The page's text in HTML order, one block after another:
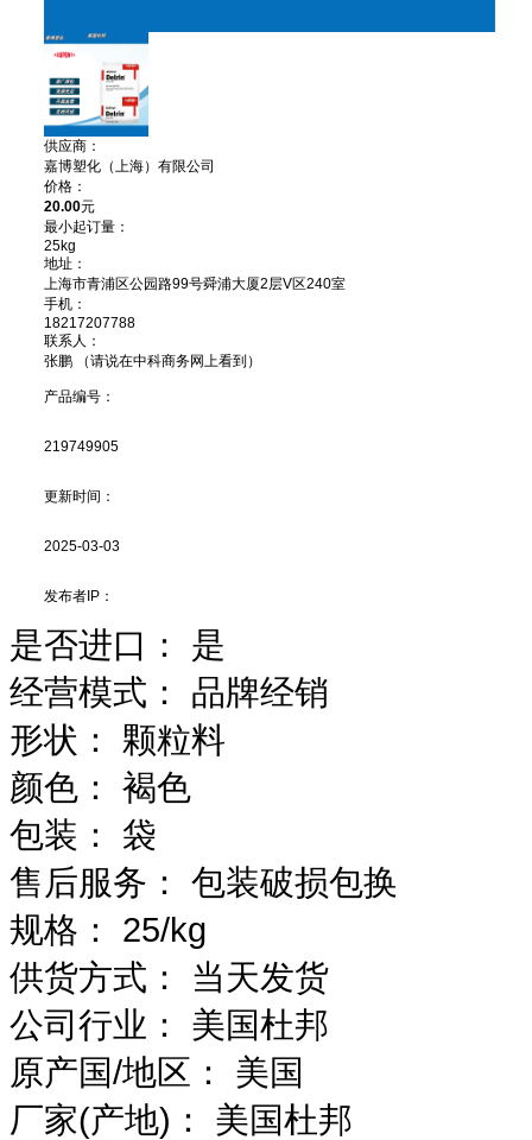
供应商：
嘉博塑化（上海）有限公司
价格：
20.00元
最小起订量：
25kg
地址：
上海市青浦区公园路99号舜浦大厦2层V区240室
手机：
18217207788
联系人：
张鹏 （请说在中科商务网上看到）
产品编号：
219749905
更新时间：
2025-03-03
发布者IP：
是否进口：
是
经营模式：
品牌经销
形状：
颗粒料
颜色：
褐色
包装：
袋
售后服务：
包装破损包换
规格：
25/kg
供货方式：
当天发货
公司行业：
美国杜邦
原产国/地区：
美国
厂家(产地)：
美国杜邦